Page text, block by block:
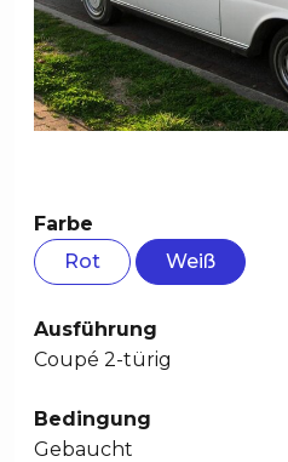
Farbe
Rot
Weiß
Ausführung
Coupé 2-türig
Bedingung
Gebaucht